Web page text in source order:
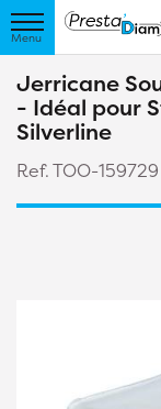
Jerricane
- Idéal pour
Silverline
Ref. TOO-159729